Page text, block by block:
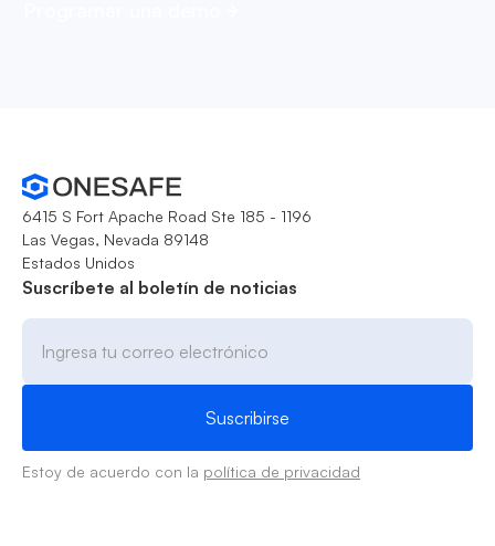
6415 S Fort Apache Road Ste 185 - 1196
Las Vegas, Nevada 89148
Estados Unidos
Suscríbete al boletín de noticias
Estoy de acuerdo con la política de privacidad